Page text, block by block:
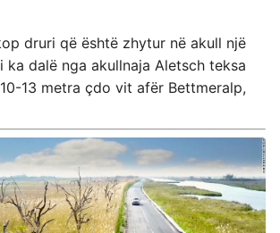
druri që është zhytur në akull një
ka dalë nga akullnaja Aletsch teksa
13 metra çdo vit afër Bettmeralp,